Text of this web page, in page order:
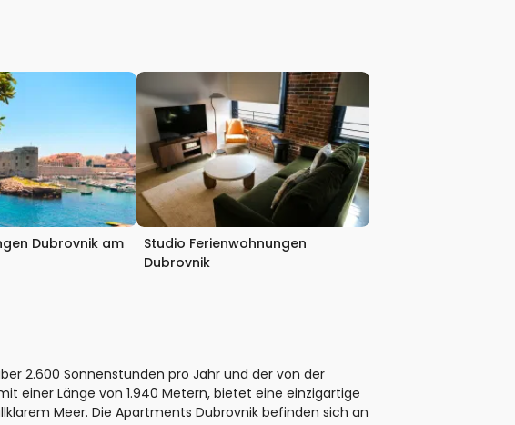
Dubrovnik am
Studio Ferienwohnungen
Dubrovnik
2.600 Sonnenstunden pro Jahr und der von der
einer Länge von 1.940 Metern, bietet eine einzigartige
Meer. Die Apartments Dubrovnik befinden sich an